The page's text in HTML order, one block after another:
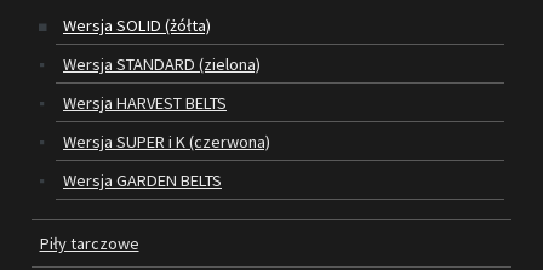
SILNIKI ELEKTRYCZNE
PIŁY TARCZOWE
OUTLET
SERWIS I REGENERACJA MASZYN
Wersja SOLID (żółta)
Wersja STANDARD (zielona)
Wersja HARVEST BELTS
Wersja SUPER i K (czerwona)
Wersja GARDEN BELTS
Piły tarczowe